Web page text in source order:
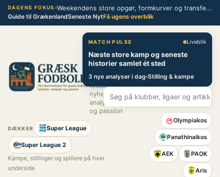
Spring
DAGENS FOKUS Weekendens store opgør, formkurver og transferblik fra græsk fodbold
Guide til GrækenlandSeneste NytFå ugens overblik
Græsk Fodbold
Din
hjemmebane
for græsk
fodbold –
nyheder,
analyser
og passion
DÆKKER Super League
Super League 2
Kampe, stillinger og spillere på hver
underside
MATCH PULSE Liveblik
Næste store kamp og seneste
historier samlet ét sted
3 nye analyser i dag Stilling & kampe
Olympiakos
Panathinaikos
AEK PAOK
Aris